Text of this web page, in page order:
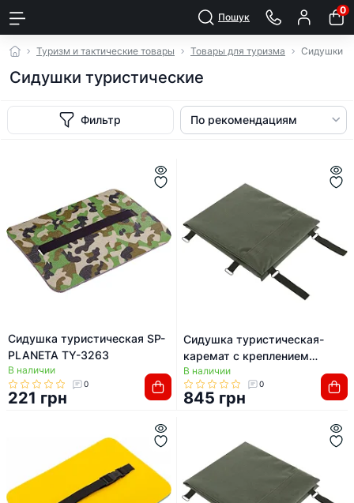
Пошук
0
Туризм и тактические товары Товары для туризма Сидушки
Сидушки туристические
Фильтр
Сидушка туристическая SP-
PLANETA TY-3263
В наличии
0
221 грн
Сидушка туристическая-
каремат с креплением
MOLLE Champion TY-8946
37х32х3,6см/74х32х1,8см
(Оливковый)
В наличии
0
845 грн